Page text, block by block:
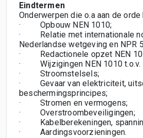
Eindtermen
Onderwerpen die o.a aan de orde
·
Opbouw NEN 1010;
·
Relatie met internationale
Nederlandse wetgeving en NPR
·
Redactionele opzet NEN
·
Wijzigingen NEN 1010
·
Stroomstelsels;
·
Gevaar van elektriciteit,
beschermingsprincipes;
·
Stromen en vermogens;
·
Overstroombeveiligingen;
·
Kabelberekeningen,
·
Aardingsvoorzieningen.